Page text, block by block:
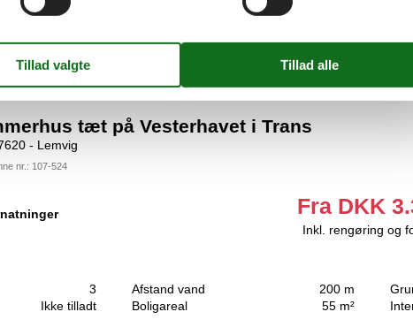
klitterne i den rolige og særegne Fjaltring Ferieby. Tættere på
sal. 2 ES i vinkel i værelse i stueplan og 1 ES i værelse i stueplan.
tæt på Vesterhavet i Trans
- Lemvig
nr.: 107-524
Fra DKK
Inkl. rengøring og
3
Ikke tilladt
Afstand vand
200 m
Boligareal
55 m²